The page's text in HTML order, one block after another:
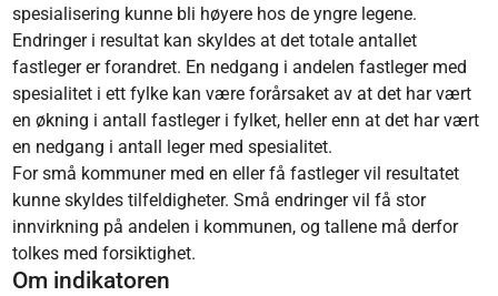
spesialisering kunne bli høyere hos de yngre legene.
Endringer i resultat kan skyldes at det totale antallet
fastleger er forandret. En nedgang i andelen fastleger med
spesialitet i ett fylke kan være forårsaket av at det har vært
en økning i antall fastleger i fylket, heller enn at det har vært
en nedgang i antall leger med spesialitet.
For små kommuner med en eller få fastleger vil resultatet
kunne skyldes tilfeldigheter. Små endringer vil få stor
innvirkning på andelen i kommunen, og tallene må derfor
tolkes med forsiktighet.
Om indikatoren